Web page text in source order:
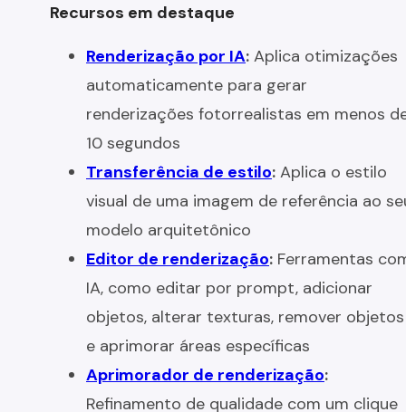
Recursos em destaque
Renderização por IA: Aplica otimizações
automaticamente para gerar
renderizações fotorrealistas em menos
10 segundos
Transferência de estilo: Aplica o estilo
visual de uma imagem de referência ao
modelo arquitetônico
Editor de renderização: Ferramentas
IA, como editar por prompt, adicionar
objetos, alterar texturas, remover objetos
e aprimorar áreas específicas
Aprimorador de renderização:
Refinamento de qualidade com um clique